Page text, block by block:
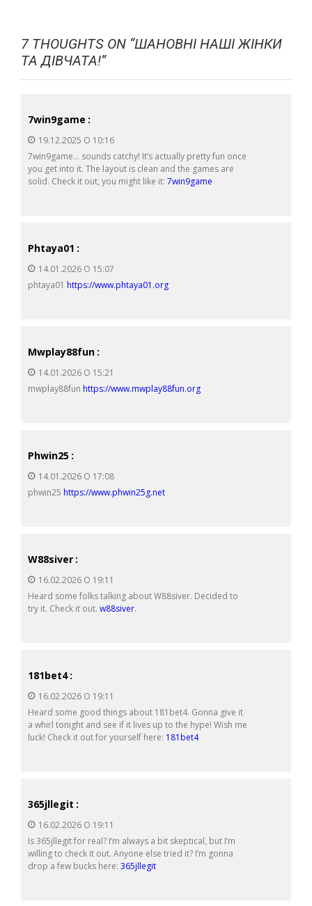
7 THOUGHTS ON “ШАНОВНІ НАШІ ЖІНКИ
ТА ДІВЧАТА!”
7win9game :
19.12.2025 О 10:16
7win9game… sounds catchy! It’s actually pretty fun once
you get into it. The layout is clean and the games are
solid. Check it out, you might like it: 7win9game
Phtaya01 :
14.01.2026 О 15:07
phtaya01 https://www.phtaya01.org
Mwplay88fun :
14.01.2026 О 15:21
mwplay88fun https://www.mwplay88fun.org
Phwin25 :
14.01.2026 О 17:08
phwin25 https://www.phwin25g.net
W88siver :
16.02.2026 О 19:11
Heard some folks talking about W88siver. Decided to
try it. Check it out. w88siver.
181bet4 :
16.02.2026 О 19:11
Heard some good things about 181bet4. Gonna give it
a whirl tonight and see if it lives up to the hype! Wish me
luck! Check it out for yourself here: 181bet4
365jllegit :
16.02.2026 О 19:11
Is 365jllegit for real? I’m always a bit skeptical, but I’m
willing to check it out. Anyone else tried it? I’m gonna
drop a few bucks here: 365jllegit